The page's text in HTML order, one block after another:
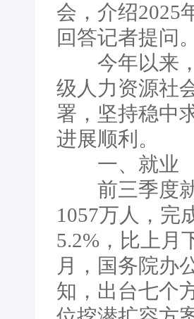
会，介绍2025
回答记者提问。
今年以来，
级人力资源社
署，坚持稳中
进展顺利。
一、就业
前三季度就
1057万人，完
5.2%，比上月
月，国务院办
知，出台七个